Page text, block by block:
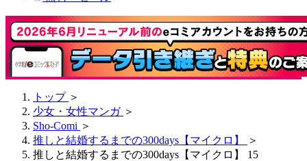
トップ ＞
少女・女性マンガ ＞
Sho-Comi ＞
推しと結婚するまでの300days【マイクロ】
＞
推しと結婚するまでの300days【マイクロ】 15